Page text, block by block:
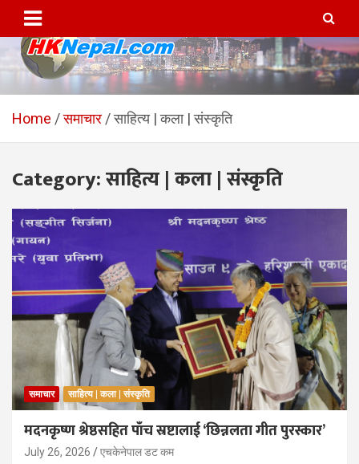
content
HKNepal.com – हङकङबाट
सञ्चालित पहिलो नेपाली अनलाईन
hknepal, hknepal.com, hk nepal, hk nepal com
Home समाचार साहित्य | कला | संस्कृति
Category:साहित्य | कला | संस्कृति
समाचार साहित्य | कला | संस्कृति
मदनकृष्ण श्रेष्ठसहित पाँच स्रष्टालाई ‘छिन्नलता गीत पुरस्कार’
July 26, 2026 एचकेनेपाल डट कम